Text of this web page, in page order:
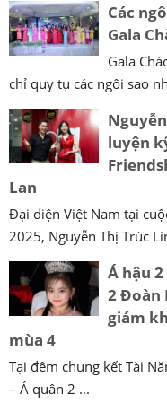
Các
Gala
Gala
chỉ quy tụ các ngôi sao
luyện
Lan
Đại diện Việt Nam tại
2025, Nguyễn Thị Trúc
Á hậu
2 Đoàn
giám
mùa 4
Tại đêm chung kết Tài
– Á quân 2 ...